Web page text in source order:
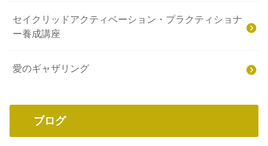
セイクリッドアクティベーション・プラクティショナ
ー養成講座
愛のギャザリング
ブログ